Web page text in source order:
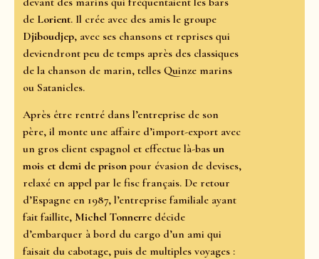
de Lorient. Il crée avec des amis le groupe
Djiboudjep, avec ses chansons et reprises qui
deviendront peu de temps après des classiques
de la chanson de marin, telles Quinze marins
ou Satanicles.
Après être rentré dans l’entreprise de son
père, il monte une affaire d’import-export avec
un gros client espagnol et effectue là-bas un
mois et demi de prison pour évasion de devises,
relaxé en appel par le fisc français. De retour
d’Espagne en 1987, l’entreprise familiale ayant
fait faillite, Michel Tonnerre décide
d’embarquer à bord du cargo d’un ami qui
faisait du cabotage, puis de multiples voyages :